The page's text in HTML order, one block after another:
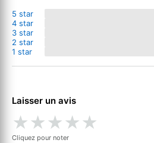
5 star
4 star
3 star
2 star
1 star
Laisser un avis
★★★★★
Cliquez pour noter